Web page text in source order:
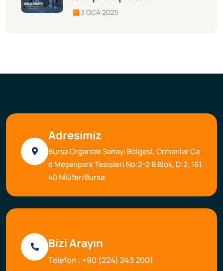
3 OCA 2025
Adresimiz
Bursa Organize Sanayi Bölgesi, Ormanlar Ca
d Meşelipark Tesisleri No:2-2 B Blok, D:2, 161
40 Ni̇lüfer/Bursa
Bizi Arayın
Telefon : +90 (224) 243 2001